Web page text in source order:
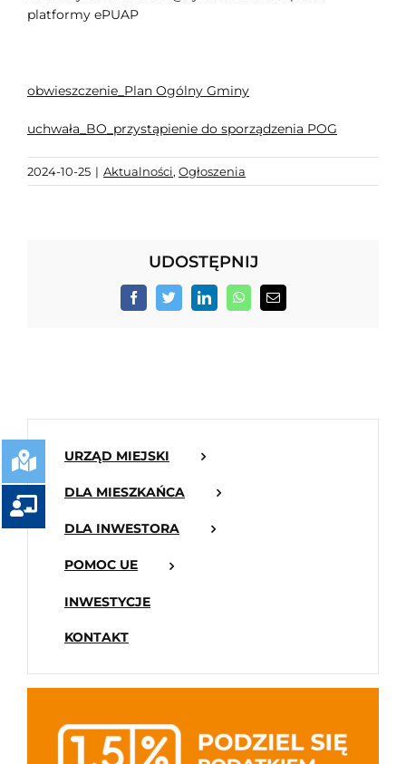
platformy ePUAP
obwieszczenie_Plan Ogólny Gminy
uchwała_BO_przystąpienie do sporządzenia POG
2024-10-25 | Aktualności, Ogłoszenia
UDOSTĘPNIJ
FacebookTwitterLinkedInWhatsApp
Email
URZĄD MIEJSKI
DLA MIESZKAŃCA
DLA INWESTORA
POMOC UE
INWESTYCJE
KONTAKT